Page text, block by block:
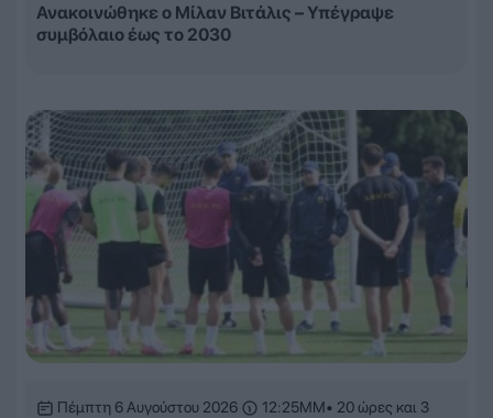
Ανακοινώθηκε ο Μίλαν Βιτάλις – Υπέγραψε
συμβόλαιο έως το 2030
Πέμπτη 6 Αυγούστου 2026 12:25ΜΜ• 20 ώρες και 3